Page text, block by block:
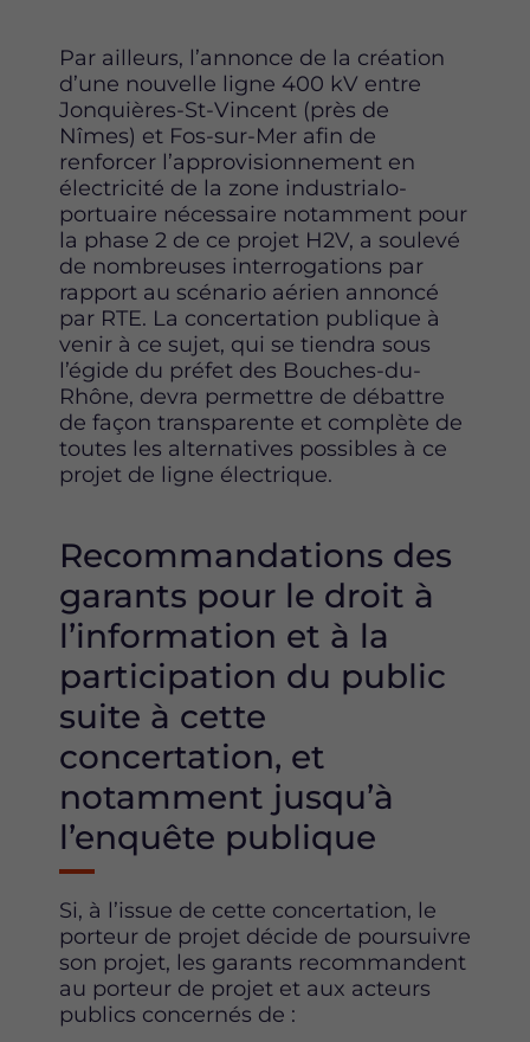
Par ailleurs, l’annonce de la création
d’une nouvelle ligne 400 kV entre
Jonquières-St-Vincent (près de
Nîmes) et Fos-sur-Mer afin de
renforcer l’approvisionnement en
électricité de la zone industrialo-
portuaire nécessaire notamment pour
la phase 2 de ce projet H2V, a soulevé
de nombreuses interrogations par
rapport au scénario aérien annoncé
par RTE. La concertation publique à
venir à ce sujet, qui se tiendra sous
l’égide du préfet des Bouches-du-
Rhône, devra permettre de débattre
de façon transparente et complète de
toutes les alternatives possibles à ce
projet de ligne électrique.
Recommandations des
garants pour le droit à
l’information et à la
participation du public
suite à cette
concertation, et
notamment jusqu’à
l’enquête publique
Si, à l’issue de cette concertation, le
porteur de projet décide de poursuivre
son projet, les garants recommandent
au porteur de projet et aux acteurs
publics concernés de :